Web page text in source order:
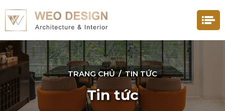
TRANG CHỦ / TIN TỨC
Tin tức